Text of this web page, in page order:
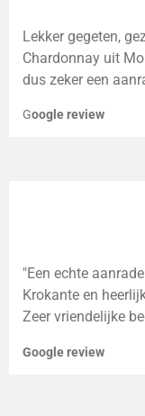
Lekker gegeten,
Chardonnay uit
dus zeker een
Google review
"Een echte
Krokante en
Zeer vriendelijke
Google review